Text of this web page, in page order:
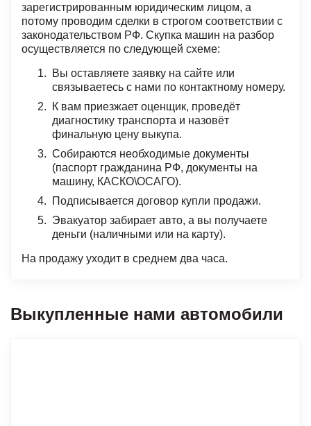
зарегистрированным юридическим лицом, а
потому проводим сделки в строгом соответствии с
законодательством РФ. Скупка машин на разбор
осуществляется по следующей схеме:
Вы оставляете заявку на сайте или
связываетесь с нами по контактному номеру.
К вам приезжает оценщик, проведёт
диагностику транспорта и назовёт
финальную цену выкупа.
Собираются необходимые документы
(паспорт гражданина РФ, документы на
машину, КАСКО\ОСАГО).
Подписывается договор купли продажи.
Эвакуатор забирает авто, а вы получаете
деньги (наличными или на карту).
На продажу уходит в среднем два часа.
Выкупленные нами автомобили